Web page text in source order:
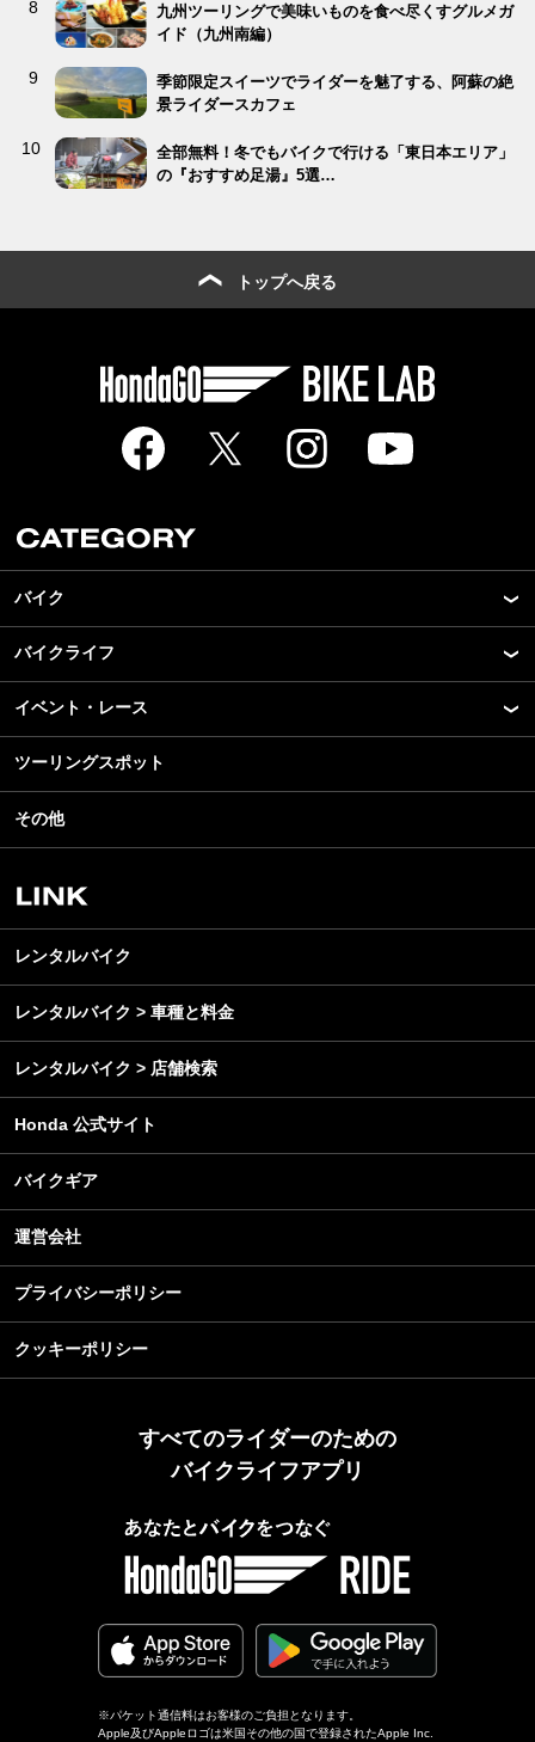
九州ツーリングで美味いものを食べ尽くすグルメガ
イド（九州南編）
季節限定スイーツでライダーを魅了する、阿蘇の絶
景ライダースカフェ
全部無料！冬でもバイクで行ける「東日本エリア」
の『おすすめ足湯』5選…
トップへ戻る
バイク
New Model Show
モデル情報
カスタマイズパーツ
テクノロジー
名車・旧車
ビジネス
バイクライフ
アプリ
ライディングギア
ツーリング
アウトドア
レンタルバイク
イベント・レース
モータースポーツ
イベント
スクール・レッスン
ツーリングスポット
その他
レンタルバイク
レンタルバイク > 車種と料金
レンタルバイク > 店舗検索
Honda 公式サイト
バイクギア
運営会社
プライバシーポリシー
クッキーポリシー
すべてのライダーのための
バイクライフアプリ
※パケット通信料はお客様のご負担となります。
Apple及びAppleロゴは米国その他の国で登録されたApple Inc.